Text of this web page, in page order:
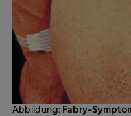
Abbildung: Fabry-